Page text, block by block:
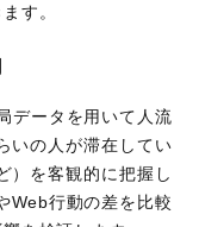
す。
データを用いて人流
いの人が滞在してい
）を客観的に把握し
Web行動の差を比較